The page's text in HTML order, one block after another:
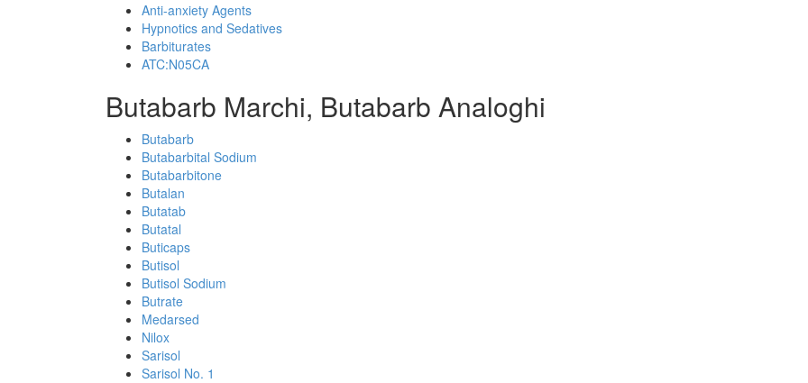
Anti-anxiety Agents
Hypnotics and Sedatives
Barbiturates
ATC:N05CA
Butabarb Marchi, Butabarb Analoghi
Butabarb
Butabarbital Sodium
Butabarbitone
Butalan
Butatab
Butatal
Buticaps
Butisol
Butisol Sodium
Butrate
Medarsed
Nilox
Sarisol
Sarisol No. 1